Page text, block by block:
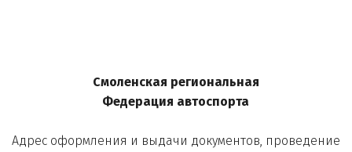
Смоленская региональная
Федерация автоспорта
Адрес оформления и выдачи документов, проведение